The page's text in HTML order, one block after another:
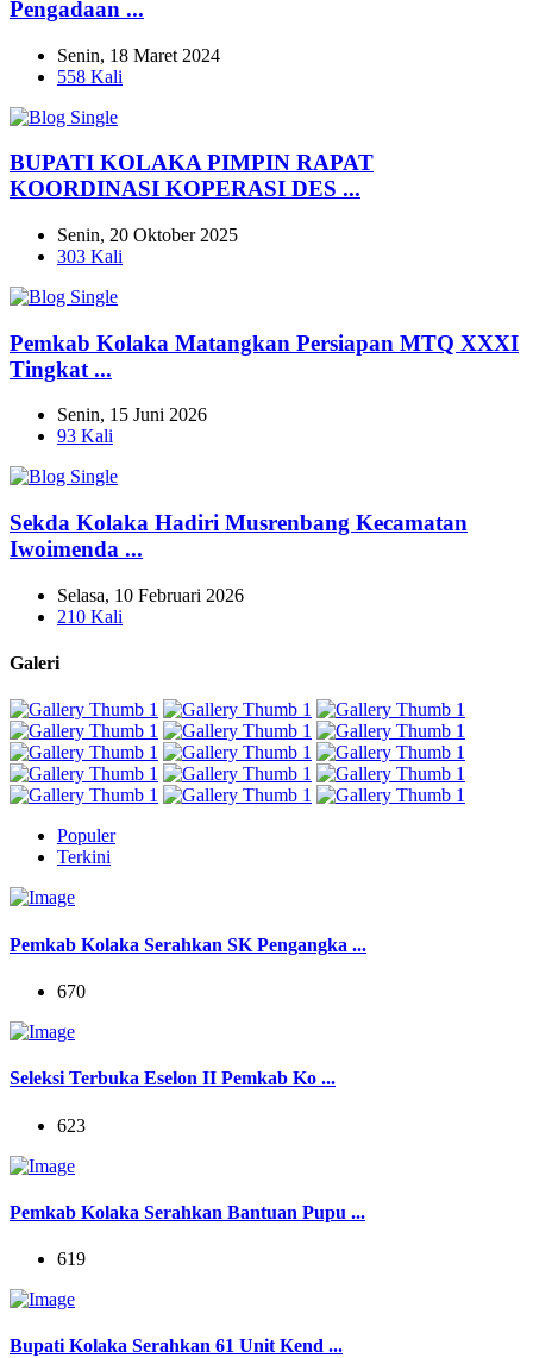
Pengadaan ...
Senin, 18 Maret 2024
558 Kali
BUPATI KOLAKA PIMPIN RAPAT
KOORDINASI KOPERASI DES ...
Senin, 20 Oktober 2025
303 Kali
Pemkab Kolaka Matangkan Persiapan MTQ XXXI
Tingkat ...
Senin, 15 Juni 2026
93 Kali
Sekda Kolaka Hadiri Musrenbang Kecamatan
Iwoimenda ...
Selasa, 10 Februari 2026
210 Kali
Galeri
Populer
Terkini
Pemkab Kolaka Serahkan SK Pengangka ...
670
Seleksi Terbuka Eselon II Pemkab Ko ...
623
Pemkab Kolaka Serahkan Bantuan Pupu ...
619
Bupati Kolaka Serahkan 61 Unit Kend ...